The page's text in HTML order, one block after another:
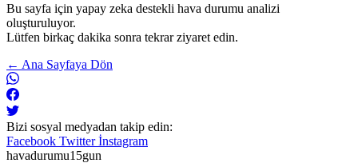
Bu sayfa için yapay zeka destekli hava durumu analizi
oluşturuluyor.
Lütfen birkaç dakika sonra tekrar ziyaret edin.
← Ana Sayfaya Dön
Bizi sosyal medyadan takip edin:
Facebook Twitterİnstagram
havadurumu15gun